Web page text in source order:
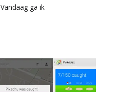
Vandaag ga ik